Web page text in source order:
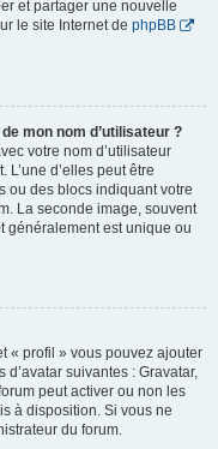
et partager une nouvelle
le site Internet de phpBB
mon nom d’utilisateur ?
votre nom d’utilisateur
d’elles peut être
ou des blocs indiquant votre
La seconde image, souvent
généralement est unique ou
« profil » vous pouvez ajouter
suivantes : Gravatar,
peut activer ou non les
à disposition. Si vous ne
du forum.